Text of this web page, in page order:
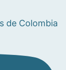
de Colombia